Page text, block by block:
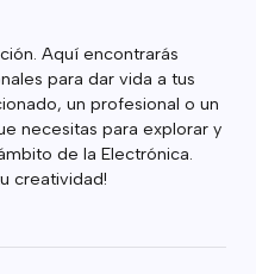
Aquí encontrarás
para dar vida a tus
un profesional o un
necesitas para explorar y
de la Electrónica.
creatividad!